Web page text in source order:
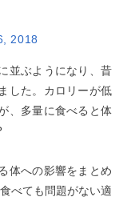
2018
並ぶようになり、昔
した。カロリーが低
、多量に食べると体
体への影響をまとめ
べても問題がない適